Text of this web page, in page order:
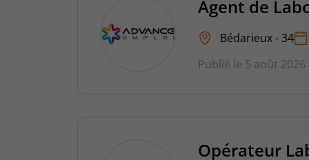
Agent de
Bédarieux - 34
Publié le 5 août 2026
Opérateur